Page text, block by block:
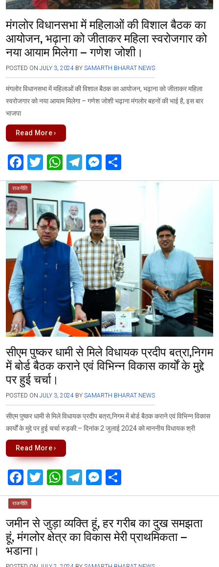
मंगलोर विधानसभा में महिलाओं की विशाल बैठक का
आयोजन, भढ़ाना को जीताकर महिला स्वरोजगार को
नया आयाम मिलेगा – गणेश जोशी।
POSTED ON JULY 3, 2024 BY SAMARTH BHARAT NEWS
मंगलोर विधानसभा में महिलाओं की विशाल बैठक का आयोजन, भढ़ाना को जीताकर महिला
स्वरोजगार को नया आयाम मिलेगा – गणेश जोशी भढ़ाना मंगलोर बहनों की भाई है, इस बार
भाजपा
Read More ›
F
a
ce
b
o
o
k
T
wi
tt
er
W
h
s
A
p
p
T
el
gr
a
m
M
es
n
g
er
h
राजनीति
सीएम पुष्कर धामी से मिले विधायक प्रदीप बत्रा,निगम
में बोर्ड बैठक कराने एवं विभिन्न विकास कार्यों के मुद्दे
पर हुई चर्चा।
POSTED ON JULY 3, 2024 BY SAMARTH BHARAT NEWS
सीएम पुष्कर धामी से मिले विधायक प्रदीप बत्रा,निगम में बोर्ड बैठक कराने एवं विभिन्न विकास
कार्यों के मुद्दे पर हुई चर्चा रुड़की:– दिनांक 2 जुलाई 2024 को माननीय विधायक श्री
Read More ›
F
a
ce
b
o
o
T
wi
er
W
h
s
A
T
el
gr
a
M
es
n
g
h
e
राजनीति
जमीन से जुड़ा व्यक्ति हूं, हर गरीब का दुख समझता
हूं, मंगलोर क्षेत्र का विकास मेरी प्राथमिकता –
भडाना।